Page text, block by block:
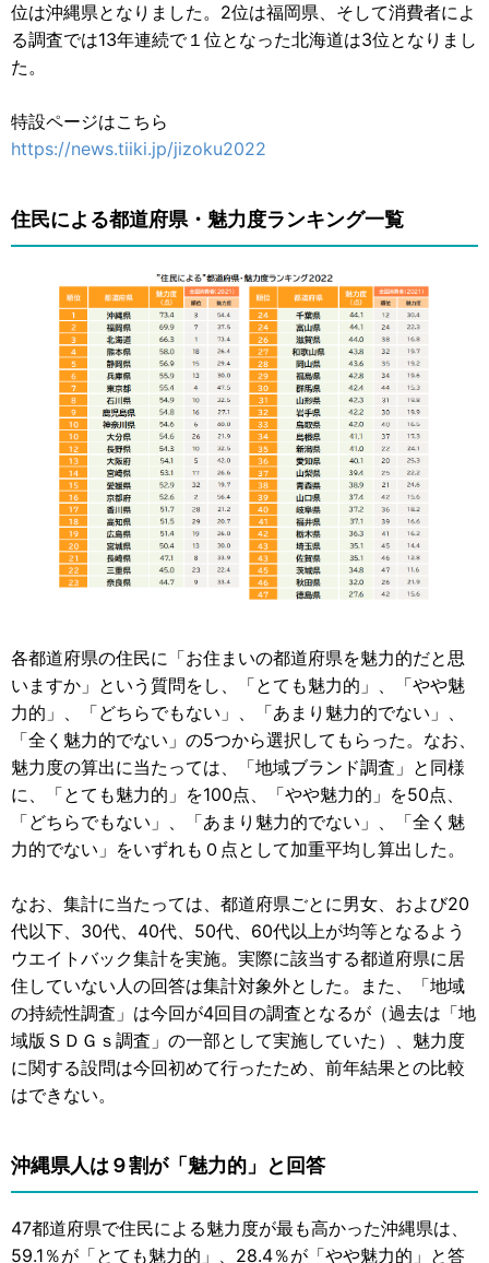
位は沖縄県となりました。2位は福岡県、そして消費者によ
る調査では13年連続で１位となった北海道は3位となりまし
た。
特設ページはこちら
https://news.tiiki.jp/jizoku2022
住民による都道府県・魅力度ランキング一覧
各都道府県の住民に「お住まいの都道府県を魅力的だと思
いますか」という質問をし、「とても魅力的」、「やや魅
力的」、「どちらでもない」、「あまり魅力的でない」、
「全く魅力的でない」の5つから選択してもらった。なお、
魅力度の算出に当たっては、「地域ブランド調査」と同様
に、「とても魅力的」を100点、「やや魅力的」を50点、
「どちらでもない」、「あまり魅力的でない」、「全く魅
力的でない」をいずれも０点として加重平均し算出した。
なお、集計に当たっては、都道府県ごとに男女、および20
代以下、30代、40代、50代、60代以上が均等となるよう
ウエイトバック集計を実施。実際に該当する都道府県に居
住していない人の回答は集計対象外とした。また、「地域
の持続性調査」は今回が4回目の調査となるが（過去は「地
域版ＳＤＧｓ調査」の一部として実施していた）、魅力度
に関する設問は今回初めて行ったため、前年結果との比較
はできない。
沖縄県人は９割が「魅力的」と回答
47都道府県で住民による魅力度が最も高かった沖縄県は、
59.1％が「とても魅力的」、28.4％が「やや魅力的」と答